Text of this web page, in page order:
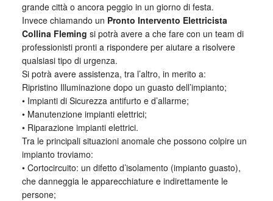
grande città o ancora peggio in un giorno di festa.
Invece chiamando un Pronto Intervento Elettricista
Collina Fleming si potrà avere a che fare con un team di
professionisti pronti a rispondere per aiutare a risolvere
qualsiasi tipo di urgenza.
Si potrà avere assistenza, tra l’altro, in merito a:
Ripristino Illuminazione dopo un guasto dell’impianto;
• Impianti di Sicurezza antifurto e d’allarme;
• Manutenzione impianti elettrici;
• Riparazione impianti elettrici.
Tra le principali situazioni anomale che possono colpire un
impianto troviamo:
• Cortocircuito: un difetto d’isolamento (impianto guasto),
che danneggia le apparecchiature e indirettamente le
persone;